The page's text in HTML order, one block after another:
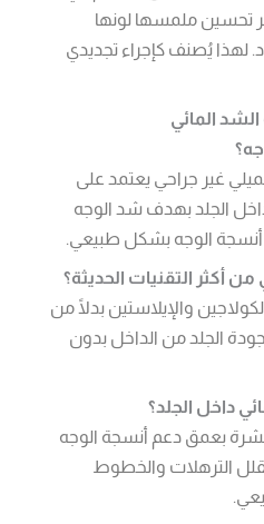
تحسين ملمسها لونها
لهذا يُصنف كإجراء تجديدي
المائي
غير جراحي يعتمد على
الجلد بهدف شد الوجه
الوجه بشكل طبيعي.
أكثر التقنيات الحديثة؟
والإيلاستين بدلًا من
الجلد من الداخل بدون
داخل الجلد؟
بعمق دعم أنسجة الوجه
الترهلات والخطوط